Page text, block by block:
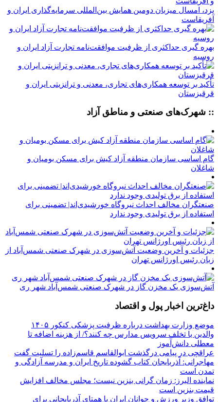
یزد، امسال میزبان دومین همایش بین‌المللی سرمایه‌گذاری ایران و
آفریقاست
بهره گیری حداکثری از ظرفیت موافقت‌نامه تجارت آزاد ایران و
روسیه
تأکید بر توسعه همکاری‌های تجاری، معدنی و ترانزیتی ایران و
قرقیزستان
:: شهرک‌های صنعتی و مناطق آزاد
گام اساسی سازمان منطقه آزاد کیش برای مسکن بومیان و
شاغلان
صنعتگران مخالف احداث نیروگاه خورشیدی‌اند| تضمینی برای
استفاده از برق تولیدی وجود ندارد
جزئیات و آخرین وضعیت آتش‌سوزی در شهرک صنعتی شمس‌آباد از
زبان رئیس اورژانس تهران
آتش‌سوزی یک مخزن گاز در شهرک صنعتی شمس‌آباد شهر ری
داغ‌ترین اخبار پول و اقتصاد
موضع وزارت بهداشت درباره ظرفیت پزشکی کنکور ۱۴۰۵
والدین با تخلف سرویس مدارس چه کنند؟/ از هزینه اضافه تا
معطلی دانش‌آموز
عراقچی در پیامی درگذشت ابوالقاسم قاسم‌زاده را تسلیت گفت
مهاجرانی: آذربایجان کتاب گشوده تاریخ ایران و مدرسه آزادگی و
تمدن است
نماینده البرز: زمان گرانی بنزین نیست؛ مجلس مخالف افزایش
قیمت بنزین است
توافق وزیر ورزش و جوانان ایران با همتای آذربایجانی برای